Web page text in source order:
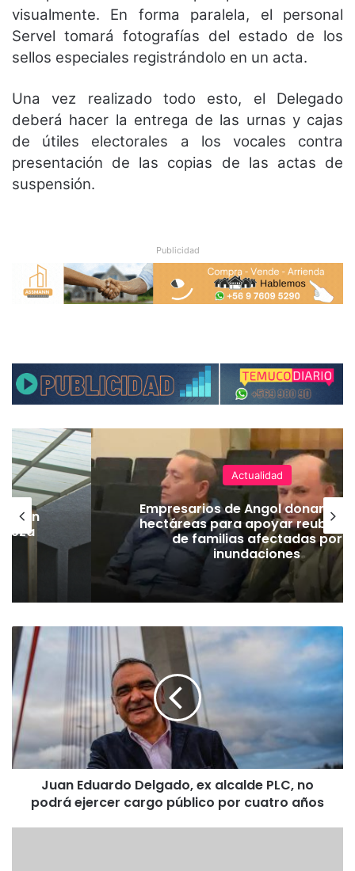
visualmente. En forma paralela, el personal
Servel tomará fotografías del estado de los
sellos especiales registrándolo en un acta.
Una vez realizado todo esto, el Delegado
deberá hacer la entrega de las urnas y cajas
de útiles electorales a los vocales contra
presentación de las copias de las actas de
suspensión.
Publicidad
Actualidad
Empresarios de Angol donan cuatro
hectáreas para apoyar reubicación
de familias afectadas por
inundaciones
u
a
n
E
d
u
a
r
Juan Eduardo Delgado, ex alcalde PLC, no
podrá ejercer cargo público por cuatro años